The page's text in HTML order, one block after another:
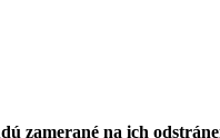
zamerané na ich